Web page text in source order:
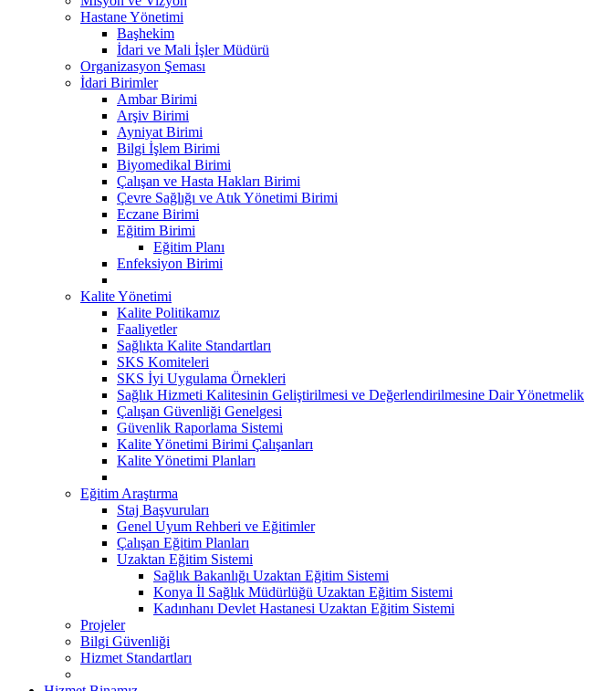
Hastane Yönetimi
Başhekim
İdari ve Mali İşler Müdürü
Organizasyon Şeması
İdari Birimler
Ambar Birimi
Arşiv Birimi
Ayniyat Birimi
Bilgi İşlem Birimi
Biyomedikal Birimi
Çalışan ve Hasta Hakları Birimi
Çevre Sağlığı ve Atık Yönetimi Birimi
Eczane Birimi
Eğitim Birimi
Eğitim Planı
Enfeksiyon Birimi
Kalite Yönetimi
Kalite Politikamız
Faaliyetler
Sağlıkta Kalite Standartları
SKS Komiteleri
SKS İyi Uygulama Örnekleri
Sağlık Hizmeti Kalitesinin Geliştirilmesi ve Değerlendirilmesine Dair Yönetmelik
Çalışan Güvenliği Genelgesi
Güvenlik Raporlama Sistemi
Kalite Yönetimi Birimi Çalışanları
Kalite Yönetimi Planları
Eğitim Araştırma
Staj Başvuruları
Genel Uyum Rehberi ve Eğitimler
Çalışan Eğitim Planları
Uzaktan Eğitim Sistemi
Sağlık Bakanlığı Uzaktan Eğitim Sistemi
Konya İl Sağlık Müdürlüğü Uzaktan Eğitim Sistemi
Kadınhanı Devlet Hastanesi Uzaktan Eğitim Sistemi
Projeler
Bilgi Güvenliği
Hizmet Standartları